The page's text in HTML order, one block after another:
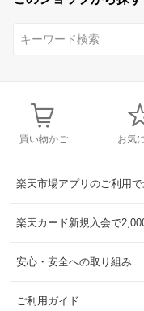
買い物かご お気
楽天市場アプリのご利用で
楽天カード新規入会で
安心・安全への取り組み
ご利用ガイド